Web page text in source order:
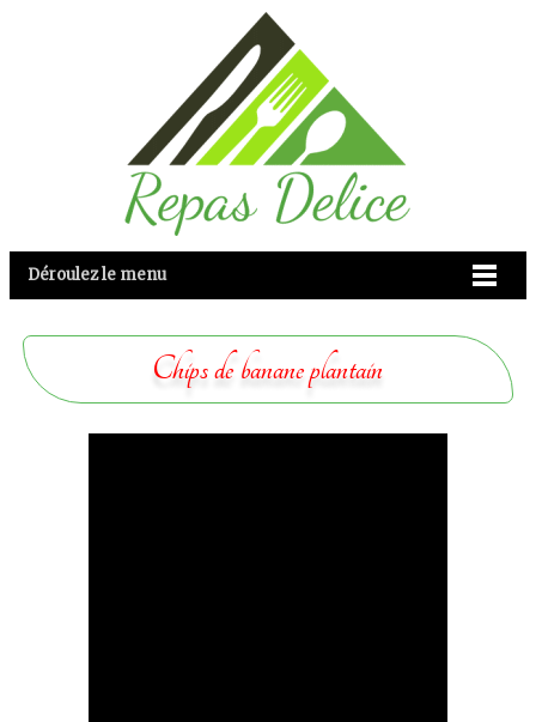
Déroulez le menu
Chips de banane plantain